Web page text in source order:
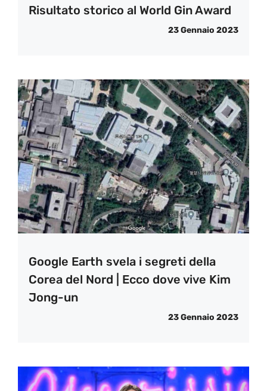
Risultato storico al World Gin Award
23 Gennaio 2023
Google Earth svela i segreti della
Corea del Nord | Ecco dove vive Kim
Jong-un
23 Gennaio 2023